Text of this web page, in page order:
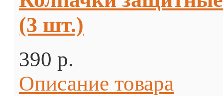
(3 шт.)
390 p.
Описание товара